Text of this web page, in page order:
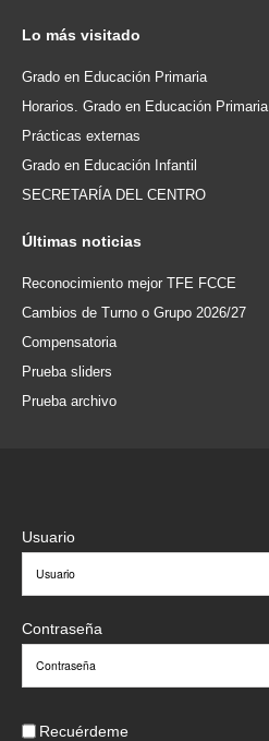
Lo más visitado
Grado en Educación Primaria
Horarios. Grado en Educación Primaria
Prácticas externas
Grado en Educación Infantil
SECRETARÍA DEL CENTRO
Últimas noticias
Reconocimiento mejor TFE FCCE
Cambios de Turno o Grupo 2026/27
Compensatoria
Prueba sliders
Prueba archivo
Usuario
Contraseña
Recuérdeme